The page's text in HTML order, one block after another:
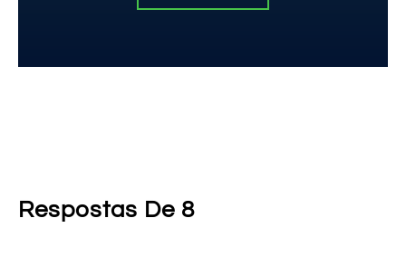
Respostas De 8